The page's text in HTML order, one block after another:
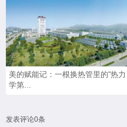
美的赋能记：一根换热管里的“热力
学第...
发表评论0条